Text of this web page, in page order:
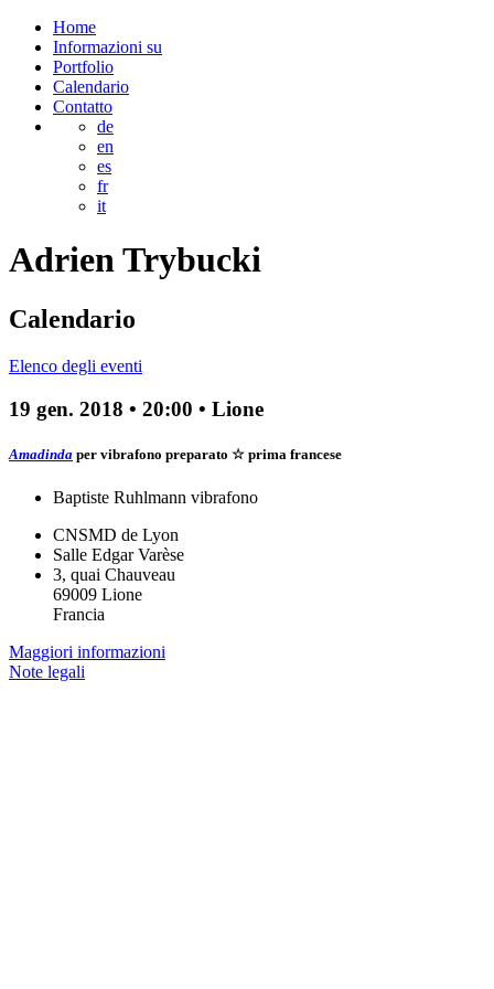
Home
Informazioni su
Portfolio
Calendario
Contatto
de
en
es
fr
it
AdrienTrybucki
Calendario
Elenco degli eventi
19 gen. 2018 • 20:00 • Lione
Amadinda per vibrafono preparato ☆ prima francese
Baptiste Ruhlmann vibrafono
CNSMD de Lyon
Salle Edgar Varèse
3, quai Chauveau
69009 Lione
Francia
Maggiori informazioni
Note legali